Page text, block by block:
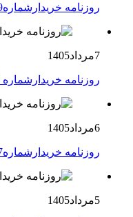
روزنامه خریدارشماره2199
7مرداد1405
روزنامه خریدارشماره 2198
6مرداد1405
روزنامه خریدارشماره2197
5مرداد1405